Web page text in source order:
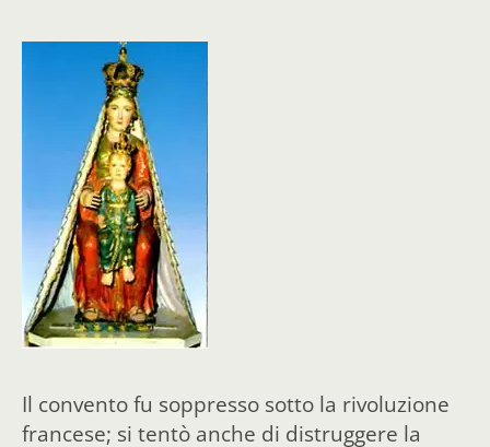
Il convento fu soppresso sotto la rivoluzione
francese; si tentò anche di distruggere la